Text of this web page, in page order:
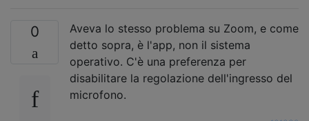
0
Aveva lo stesso problema su Zoom, e come
detto sopra, è l'app, non il sistema
operativo. C'è una preferenza per
disabilitare la regolazione dell'ingresso del
microfono.